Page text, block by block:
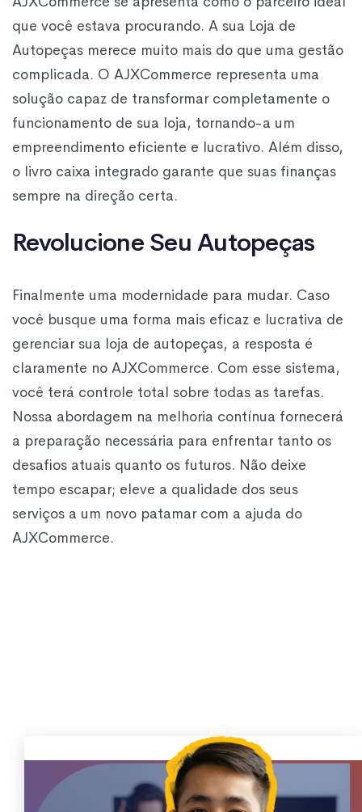
que você estava procurando. A sua Loja de
Autopeças merece muito mais do que uma gestão
complicada. O AJXCommerce representa uma
solução capaz de transformar completamente o
funcionamento de sua loja, tornando-a um
empreendimento eficiente e lucrativo. Além disso,
o livro caixa integrado garante que suas finanças
sempre na direção certa.
Revolucione Seu Autopeças
Finalmente uma modernidade para mudar. Caso
você busque uma forma mais eficaz e lucrativa de
gerenciar sua loja de autopeças, a resposta é
claramente no AJXCommerce. Com esse sistema,
você terá controle total sobre todas as tarefas.
Nossa abordagem na melhoria contínua fornecerá
a preparação necessária para enfrentar tanto os
desafios atuais quanto os futuros. Não deixe
tempo escapar; eleve a qualidade dos seus
serviços a um novo patamar com a ajuda do
AJXCommerce.